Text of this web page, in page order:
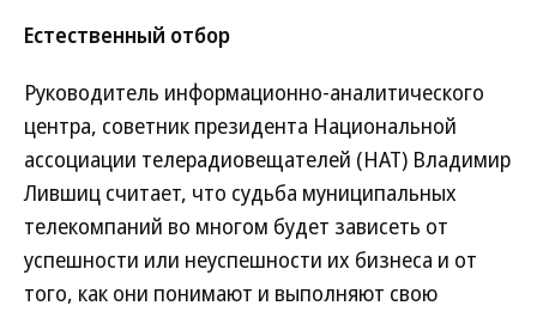
Естественный отбор
Руководитель информационно-аналитического
центра, советник президента Национальной
ассоциации телерадиовещателей (НАТ) Владимир
Лившиц считает, что судьба муниципальных
телекомпаний во многом будет зависеть от
успешности или неуспешности их бизнеса и от
того, как они понимают и выполняют свою